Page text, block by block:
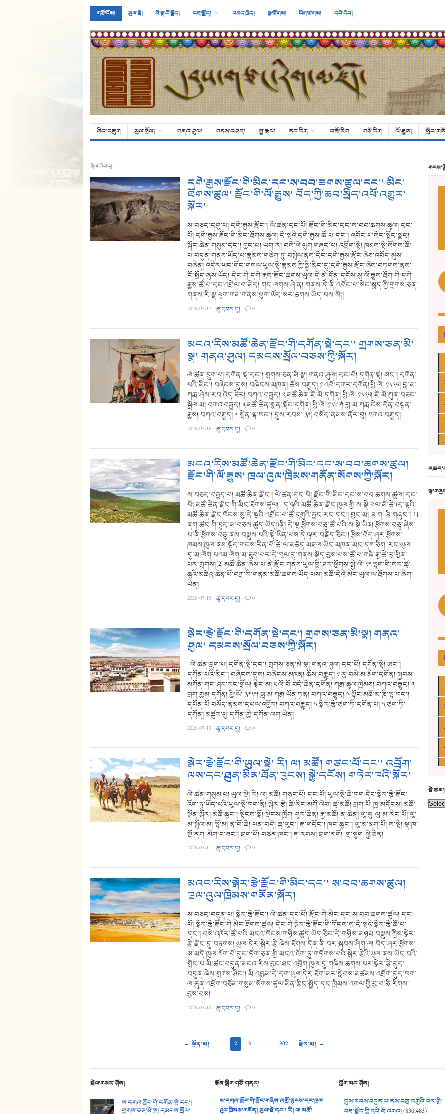
གཙོ་ངོས། ཡུལ་སྡེ། མི་སྣ་ངོ་སྤྲོད། བརྡ་སྤྲོད། འཆད་ཁྲིད། སྣ་ཚོགས། ཡིག་ཚགས། དཔེ་དེབ།
ཞིབ་འཇུག ཡུལ་སྲོལ། གནའ་ཤུལ། གནས་བཤད། སྒྱུ་རྩལ། ནང་རིག བཟོ་རིག གསོ་རིག ལོ་རྒྱུས།
སྤེལ་ཞིབ་ཕྲ།
དགེ་རྒྱས་རྫོང་གི་མིང་དང་ས་བབ་ཆགས་ཚུལ་དང་། མིང་
ཐོགས་ཚུལ། རྫོང་གི་ལོ་རྒྱུས། བོད་ཀྱི་ཆབ་སྲིད་འཕོ་འགྱུར་
སྐོར།
ས་བཅད་དགུ་པ། དགེ་རྒྱས་རྫོང་། ལེ་ཚན་དང་པོ། རྫོང་གི་མིང་དང་ས་བབ་ཆགས་ཚུལ། དང་
པོ། དགེ་རྒྱས་རྫོང་གི་མིང་ཐོགས་ཚུལ། དེ་སྔའི་དགེ་རྒྱས་ཚོ་པ་དང་། འབོང་པ་སེང་སྟོད་སྨད།
སྐོང་ཆེན་གསུམ་དང་། བྱང་པ། ཡག་ར། བསེ་ལེ་ཕུག གཞུང་པ། འབྲོག་སྡེ། ཁམས་སྡེ་སོགས་ཚོ་
པ་བདུན་གནས་ཡོད་པ་རྣམས་གཅིག་ཏུ་བསྒྲིལ་ནས་དེང་དགེ་རྒྱས་རྫོང་ཞེས་འབོད་མུས་
བཞིན། འདིར་ཡང་གོང་གསལ་ཡུལ་སྡེ་རྣམས་ཀྱི་སྤྱི་མིང་དུ་དགེ་རྒྱས་རྫོང་ཞེས་བཏགས་ནས་
ངོ་སྤྲོད་ཞུས་ཡོད། དེང་གི་དགེ་རྒྱས་རྫོང་ཆགས་ཡུལ་དེ་ནི་དོན་དངོས་སུ་ལོ་རྒྱུས་ཐོག་གི་དགེ་
རྒྱས་ཚོ་པ་དང་འབྲེལ་བ་མེད། གང་ལགས་ཤེ་ན། གནས་དེ་ནི་འབོང་པ་སེང་སྨད་ཀྱི་གྲགས་ཅན་
གནས་རི་སྣ་ཕུག་གམ་གནས་ཕུག་ཡོད་སར་ཆགས་ཡོད་པས་སོ།།
2026-07-17 ·ཆུ་དབར་བུ། · 0
མངའ་རིས་མཚོ་ཆེན་རྫོང་གི་དགོན་སྡེ་དང་། གྲགས་ཅན་མི་
སྣ། གནའ་ཤུལ། དམངས་སྲོལ་བཅས་ཀྱི་སྐོར།
ལེ་ཚན་དྲུག་པ། དགོན་སྡེ་དང་། གྲགས་ཅན་མི་སྣ། གནའ་ཤུལ། དང་པོ། དགོན་སྡེ། ཨང་། དགོན་
པའི་མིང་། བཞེངས་དུས། བཞེངས་མཁན། ཆོས་བརྒྱུད། ༡ འབོ་དཀར་དགོན། ཕྱི་ལོ་ ༡༨༨༥། བླ་མ་
ཀརྨ་ཤེས་རབ་འོད་ཟེར། བཀའ་བརྒྱུད། ༢ མཚོ་ཆེན་ཇོ་མོ་དགོན། ཕྱི་ལོ་ ༡༨༨༥། ཇོ་མོ་ཀུན་བཟང་
སྒྲོལ་མ། བཀའ་བརྒྱུད། ༣ མཚོ་ཆེན་སྨན་སྡོང་དགོན། ཕྱི་ལོ་ ༡༨༦༧། བླ་མ་ཀརྨ་ངེས་དོན་བསྟན་
རྒྱས། བཀའ་བརྒྱུད། ༤ སྤེན་ལྷ་ཁང་། དུས་རབས་ ༡༩། བསོད་ནམས་ནོར་བུ། བཀའ་བརྒྱུད།
2026-07-16 ·ཆུ་དབར་བུ། · 0
མངའ་རིས་མཚོ་ཆེན་རྫོང་གི་མིང་དང་ས་བབ་ཆགས་ཚུལ།
རྫོང་གི་ལོ་རྒྱུས། ཁྲལ་འུལ་ཁྲིམས་གནོན་སོགས་ཀྱི་སྐོར།
ས་བཅད་བརྒྱད་པ། མཚོ་ཆེན་རྫོང་། ལེ་ཚན་དང་པོ། རྫོང་གི་མིང་དང་ས་བབ་ཆགས་ཚུལ། དང་
པོ། མཚོ་ཆེན་རྫོང་གི་མིང་ཐོགས་ཚུལ། ད་ལྟའི་མཚོ་ཆེན་རྫོང་ཁུལ་གྱི་ས་སྡེ་ཕལ་མོ་ཆེ་(ད་ལྟའི་
མཚོ་ཆེན་རྫོང་ཁོངས་སུ་དེ་སྔའི་འབྲོང་པ་ཚོ་དགུའི་རྐྱང་རང་དང་། བྱང་མ། ཉ་ག ཉི་གཞུང་།[1]
ནག་ཚང་གི་དུད་མ་བཅས་ཚུད་ཡོད།)ནི། དེ་སྔ་ཕྱོགས་བཅུ་ཚོ་པའི་ས་སྡེ་ཡིན། ཕྱོགས་བཅུ་ཞེས་
པ་ནི་ཕྱོགས་བཅུ་ནས་བསྡུས་པའི་སྡེ་ཡིན་པས་དེ་ལྟར་བརྗོད་ཅིང་། ཕྱིས་བོད་ཤར་ཕྱོགས་
ཁམས་ཁུལ་ནས་སྟོད་གངས་རིན་པོ་ཆེ་ལ་མཆོད་མཇལ་ཡོང་མཁན་མང་དག་ཅིག རང་ཡུལ་
དུ་མ་ལོག་པའམ་ལོག་མ་ཐུབ་པར་དེ་ཁུལ་དུ་གནས་སྡོད་བྱས་པས་ཚོ་པ་གཞི་རྒྱ་ཆེ་རུ་ཕྱིན་
པར་གྲགས།[2] མཚོ་ཆེན་ཞེས་པ་ནི་རྫོང་གནས་ཡུལ་གྱི་ཤར་ཕྱོགས་སྤྱི་ལེ་ ༡༠ ལྷག་གི་སར་ཚྭ་
ཆུའི་མཚེའུ་ཆེན་པོ་བཀྲ་རི་གནམ་མཚོ་ཆགས་ཡོད་པས། མཚོ་དེའི་མིང་ཡུལ་ལ་ཐོགས་པ་ཞིག་
ཡིན།
2026-07-15 ·ཆུ་དབར་བུ། · 0
སྒེར་རྩེ་རྫོང་གི་དགོན་སྡེ་དང་། གྲགས་ཅན་མི་སྣ། གནའ་
ཤུལ། དམངས་སྲོལ་བཅས་ཀྱི་སྐོར།
ལེ་ཚན་དྲུག་པ། དགོན་སྡེ་དང་། གྲགས་ཅན་མི་སྣ། གནའ་ཤུལ། དང་པོ། དགོན་སྡེ། ཨང་།
དགོན་པའི་མིང་། བཞེངས་དུས། བཞེངས་མཁན། ཆོས་བརྒྱུད། ༡ རུ་བསེ་མ་མིག་དགོན། སྐྱབས་
མགོན་གང་ཤར་རང་གྲོལ། རྙིང་མ། ༢ ལོ་བོ་བདེ་ཆེན་དགོན། ཀརྨ་ཚུལ་ཁྲིམས། བཀའ་བརྒྱུད། ༣
བྲག་གྱམ་དགོན། ཕྱི་ལོ་ ༡༩༥༠། བླ་མ་ཀརྨ་ཡོན་ཏན། བཀའ་བརྒྱུད། ༤ སྟོང་མཚོ་མ་ཎི་ལྷ་ཁང་།
དཔོན་པོ་བསོད་ནམས་དཔལ་འབྱོར། བཀའ་བརྒྱུད། ༥ སྒེར་རྩེ་ཙག་ཏི་དགོན་པ། ༥ ཙག་ཏི་
དགོན། མཚུར་ཕུ་དགོན་གྱི་དགོན་ལག་ཡིན།
2026-07-13 ·ཆུ་དབར་བུ། · 0
སྒེར་རྩེ་རྫོང་གི་ཡུལ་སྡེ། རི། ལ། མཚོ། གཙང་པོ་དང་། འབྲོག་
ལས་དང་ཐུན་མིན་ཐོན་ཁུངས། སྐྱེ་དངོས། གཏེར་ཁའི་སྐོར།
ལེ་ཚན་གསུམ་པ། ཡུལ་སྡེ། རི། ལ། མཚོ། གཙང་པོ། དང་པོ། ཡུལ་སྡེ་ཆེ་ཁག དེང་སྒེར་རྩེ་རྫོང་
འོག་ཏུ་ཡོད་པའི་ཡུལ་སྡེ་ཁག་ནི། སྒེར་རྩེ། ཚེ་རིང་མགོ་ལེབ། ཚྭ་མཚོ། བྲག་པོ། ཁྲ་མདོངས། མཚོ་
སྔོན་སྒོར། མཚོ་ཆུང་། སྡིངས་སྒོ། སྡིངས་ཁྲོག གུར་ཆེན། རྒྱ་མཚོ། ན་ཆེན། ལུ་གུ ལུ་མ་རིང་པོ། ལུ་
མ་སྒྲོལ་མ། ལྷོ་མ། ན་བོ་ཆེ། ཕན་བདེ། ཆུ་ལུང་། རྫ་གདོང་། ཁང་ཆུང་། ལུ་མ་ནག་པོ། ས་སྡེ། སྣ་ཁ་
སྔོ་ནག མིག་པ་ཐང་། བྲག་པོ། བཙན་ཁང་། རྟ་རབས། བྲག་མགོ། གྲ་སྦུག སྒྱེ་ཆེན།…
2026-07-11 ·ཆུ་དབར་བུ། · 0
མའང་རིས་སྒེར་རྩེ་རྫོང་གི་མིང་དང་། ས་བབ་ཆགས་ཚུལ།
ཁྲལ་འུལ་ཁྲིམས་གནོན་སྐོར།
ས་བཅད་བདུན་པ། སྒེར་རྩེ་རྫོང་། ལེ་ཚན་དང་པོ། རྫོང་གི་མིང་དང་ས་བབ་ཆགས་ཚུལ། དང་
པོ། སྒེར་རྩེ་རྫོང་གི་མིང་ཐོགས་ཚུལ། དེང་གི་སྒེར་རྩེ་རྫོང་གི་ཁོངས་སུ་དེ་སྔའི་སྒེར་རྩེ་ཚོ་པ་
དང་། བསེ་འཁོར་ཚོ་པའི་མངའ་ཁོངས་གཉིས་ཚུད་ཡོད་ཅིང་དེ་གཉིས་མཉམ་བསྡུས་ཀྱིས་སྒེར་
རྩེ་རྫོང་དུ་བཏགས། ཡུལ་དེར་སྒེར་རྩེ་ཞེས་ཐོགས་དོན་ནི་བར་སྐབས་ཤིག་ལ། བོད་ཤར་ཕྱོགས་
ཨ་མདོ་ཁུལ་སོག་པོ་དུང་ཏོག་ཅན་གྱི་མངའ་འོག་ཏུ་གཏོགས་པའི་སྒེར་རྩེའི་ཡུལ་ནས་ཡོང་བའི་
གྲོང་པ་མི་ཚང་བདུན་མངའ་རིས་བྱང་ཐང་འབྲོག་ཁུལ་དུ་གཞིས་ཆགས་པར་སྒེར་རྩེ་དུད་
བདུན་ཞེས་གྲགས་ཤིང་། མི་འཁྱམ་དེ་དག་ཡུལ་དེར་ཐོག་མར་སླེབས་མཚམས་འབྲོག་དུད་ཁག་
ལ་རྐུན་འཕྲོག་བཅོམ་གསུམ་སོགས་ཚུལ་མིན་རྩིང་སྤྱོད་དང་ཁྲིམས་འགལ་གྱི་བྱ་བ་ཅི་རིགས་
བྱས་པས།
2026-07-10 ·ཆུ་དབར་བུ། · 0
← སྔོན་མ། 1 2 3 … 302 རྗེས་མ། →
སྤེལ་གསར་ཤོས།
ས་དགའ་རྫོང་གི་དགོན་སྡེ་དང་།
གྲགས་ཅན་མི་སྣ། དམངས་སྲོལ་
རྩོམ་སྒྲིག་གཙོ་གནད།
ས་དགའ་རྫོང་གི་རྫོང་གཞིས་འགྲོ་སྟངས་དང་ཁྲལ་
འུལ་ཁྲིམས་གནོན། ཡུལ་སྡེ་དང་། རི། ལ། མཚོ།
ཀློག་མང་ཤོས།
དུས་རབས་བདུན་པ་ནས་བཅུ་དགུའི་བར་གྱི་
བརྡ་སྤྲོད་ཀྱི་དཔེ་ཐོ་འགའ།(830,483)